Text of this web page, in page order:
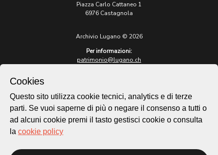
Piazza Carlo Cattaneo 1
6976 Castagnola
Archivio Lugano © 2026
Per informazioni:
patrimonio@lugano.ch
lugano.ch
Cookie policy
Homepage
Cookies
Questo sito utilizza cookie tecnici, analytics e di terze
parti. Se vuoi saperne di più o negare il consenso a tutti o
ad alcuni cookie premi il tasto gestisci cookie o consulta
la cookie policy